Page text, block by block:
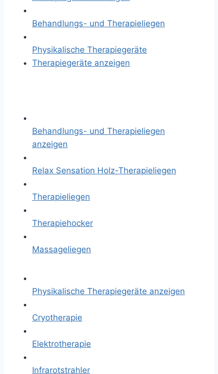
Behandlungs- und Therapieliegen
Physikalische Therapiegeräte
Therapiegeräte anzeigen
Behandlungs- und Therapieliegen
anzeigen
Relax Sensation Holz-Therapieliegen
Therapieliegen
Therapiehocker
Massageliegen
Physikalische Therapiegeräte anzeigen
Cryotherapie
Elektrotherapie
Infrarotstrahler